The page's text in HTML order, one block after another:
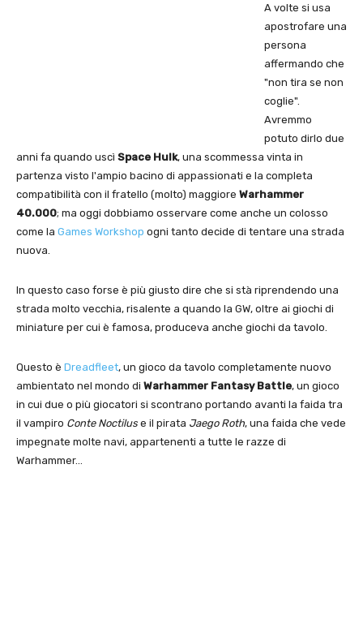
A volte si usa
apostrofare una
persona
affermando che
"non tira se non
coglie".
Avremmo
potuto dirlo due
anni fa quando uscì Space Hulk, una scommessa vinta in
partenza visto l'ampio bacino di appassionati e la completa
compatibilità con il fratello (molto) maggiore Warhammer
40.000; ma oggi dobbiamo osservare come anche un colosso
come la Games Workshop ogni tanto decide di tentare una strada
nuova.
In questo caso forse è più giusto dire che si stà riprendendo una
strada molto vecchia, risalente a quando la GW, oltre ai giochi di
miniature per cui è famosa, produceva anche giochi da tavolo.
Questo è Dreadfleet, un gioco da tavolo completamente nuovo
ambientato nel mondo di Warhammer Fantasy Battle, un gioco
in cui due o più giocatori si scontrano portando avanti la faida tra
il vampiro Conte Noctilus e il pirata Jaego Roth, una faida che vede
impegnate molte navi, appartenenti a tutte le razze di
Warhammer…